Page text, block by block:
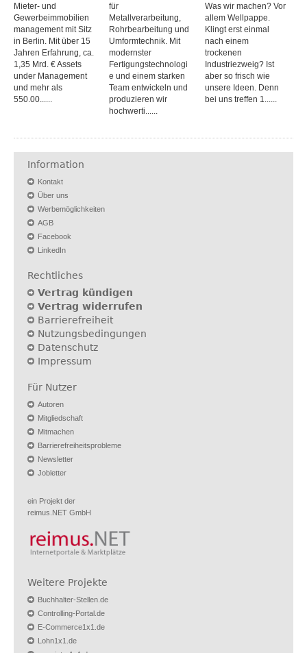
Mieter- und
Gewerbeimmobilien
management mit Sitz
in Berlin. Mit über 15
Jahren Erfahrung, ca.
1,35 Mrd. € Assets
under Management
und mehr als
550.00......
für
Metallverarbeitung,
Rohrbearbeitung und
Umformtechnik. Mit
modernster
Fertigungstechnologi
e und einem starken
Team entwickeln und
produzieren wir
hochwerti......
Was wir machen? Vor
allem Wellpappe.
Klingt erst einmal
nach einem
trockenen
Industriezweig? Ist
aber so frisch wie
unsere Ideen. Denn
bei uns treffen 1......
Information
Kontakt
Über uns
Werbemöglichkeiten
AGB
Facebook
LinkedIn
Rechtliches
Vertrag kündigen
Vertrag widerrufen
Barrierefreiheit
Nutzungsbedingungen
Datenschutz
Impressum
Für Nutzer
Autoren
Mitgliedschaft
Mitmachen
Barrierefreiheitsprobleme
Newsletter
Jobletter
ein Projekt der
reimus.NET GmbH
Weitere Projekte
Buchhalter-Stellen.de
Controlling-Portal.de
E-Commerce1x1.de
Lohn1x1.de